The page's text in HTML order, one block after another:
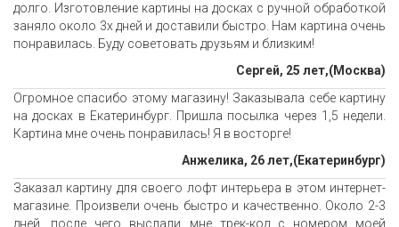
долго. Изготовление картины на досках с ручной обработкой
заняло около 3х дней и доставили быстро. Нам картина очень
понравилась. Буду советовать друзьям и близким!
Сергей, 25 лет,(Москва)
Огромное спасибо этому магазину! Заказывала себе картину
на досках в Екатеринбург. Пришла посылка через 1,5 недели.
Картина мне очень понравилась! Я в восторге!
Анжелика, 26 лет,(Екатеринбург)
Заказал картину для своего лофт интерьера в этом интернет-
магазине. Произвели очень быстро и качественно. Около 2-3
дней, после чего выслали мне трек-код с номером моей